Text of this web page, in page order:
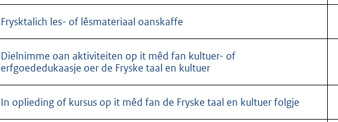
Frysktalich les- of lêsmateriaal oanskaffe
Dielnimme oan aktiviteiten op it mêd fan kultuer- of
erfgoededukaasje oer de Fryske taal en kultuer
In oplieding of kursus op it mêd fan de Fryske taal en kultuer folgje